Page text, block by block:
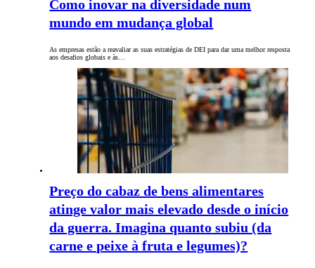
Como inovar na diversidade num
mundo em mudança global
As empresas estão a reavaliar as suas estratégias de DEI para dar uma melhor resposta
aos desafios globais e às…
Preço do cabaz de bens alimentares
atinge valor mais elevado desde o início
da guerra. Imagina quanto subiu (da
carne e peixe à fruta e legumes)?